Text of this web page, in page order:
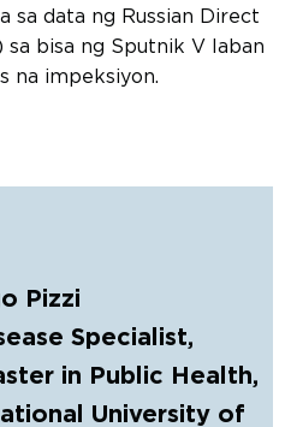
sa data ng Russian Direct
sa bisa ng Sputnik V laban
na impeksiyon.
Pizzi
Specialist,
in Public Health,
University of